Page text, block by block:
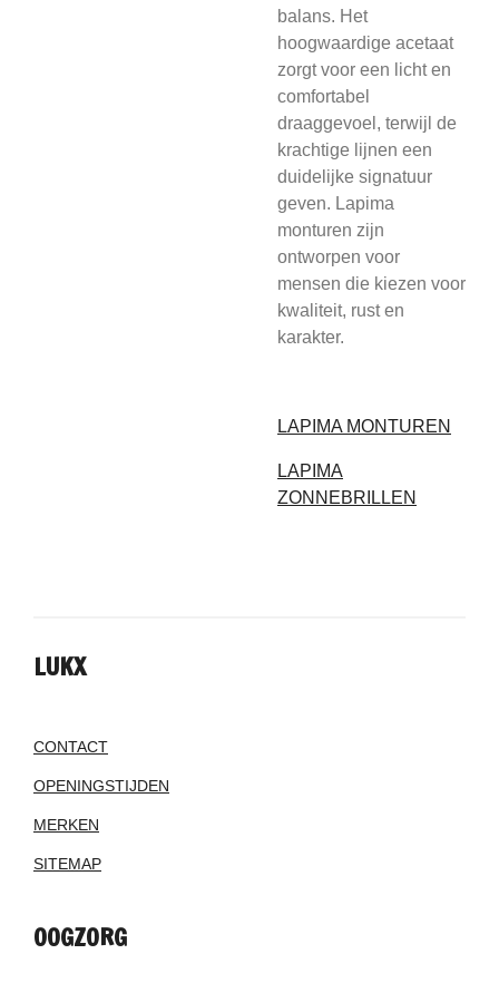
balans. Het
hoogwaardige acetaat
zorgt voor een licht en
comfortabel
draaggevoel, terwijl de
krachtige lijnen een
duidelijke signatuur
geven. Lapima
monturen zijn
ontworpen voor
mensen die kiezen voor
kwaliteit, rust en
karakter.
LAPIMA MONTUREN
LAPIMA
ZONNEBRILLEN
LUKX
CONTACT
OPENINGSTIJDEN
MERKEN
SITEMAP
OOGZORG